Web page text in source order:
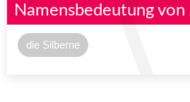
Namensbedeutung von
die Silberne